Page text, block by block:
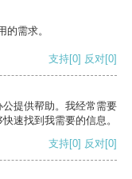
需求。
支持[0] 反对[0]
提供帮助。我经常需要
速找到我需要的信息。
支持[0] 反对[0]